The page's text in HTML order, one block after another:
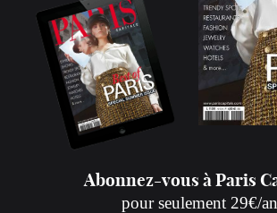
Abonnez-vous à Paris
pour seulement 29€/